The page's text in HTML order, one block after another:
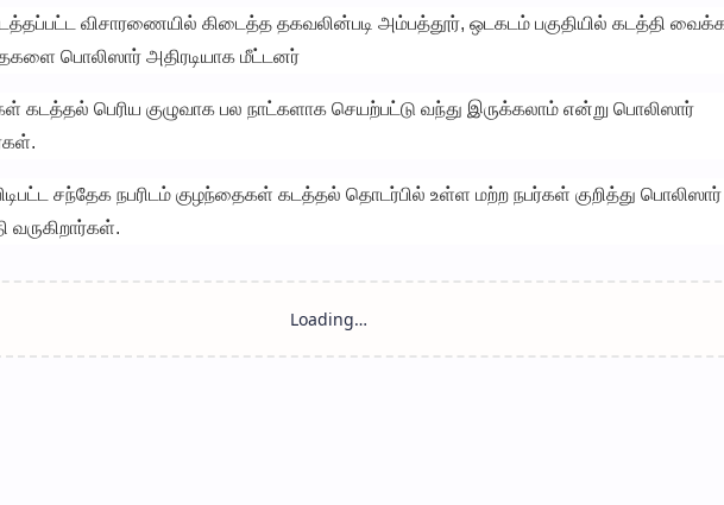
விசாரணையில் கிடைத்த தகவலின்படி அம்பத்தூர், ஒடகடம் பகுதியில் கடத்தி
பொலிஸார் அதிரடியாக மீட்டனர்
கடத்தல் பெரிய குழுவாக பல நாட்களாக செயற்பட்டு வந்து இருக்கலாம் என்று பொலிஸார்
சந்தேக நபரிடம் குழந்தைகள் கடத்தல் தொடர்பில் உள்ள மற்ற நபர்கள் குறித்து பொலிஸார்
வருகிறார்கள்.